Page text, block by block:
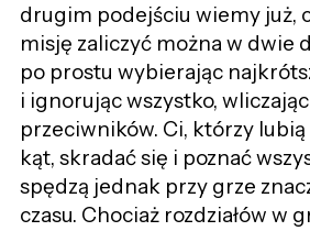
drugim podejściu wiemy już,
misję zaliczyć można w dwie
po prostu wybierając
i ignorując wszystko,
przeciwników. Ci, którzy
kąt, skradać się i poznać
spędzą jednak przy grze
czasu. Chociaż rozdziałów w